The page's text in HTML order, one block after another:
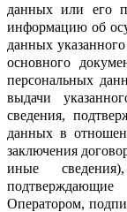
данных или его
информацию об
данных
основного
персональных
выдачи
сведения,
данных в
заключения
иные
подтверждающие
Оператором,